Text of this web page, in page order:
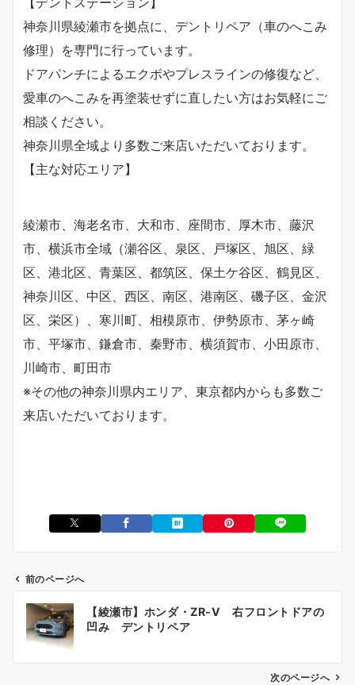
神奈川県綾瀬市を拠点に、デントリペア（車のへこみ
修理）を専門に行っています。
ドアパンチによるエクボやプレスラインの修復など、
愛車のへこみを再塗装せずに直したい方はお気軽にご
相談ください。
神奈川県全域より多数ご来店いただいております。
​【主な対応エリア】
綾瀬市、海老名市、大和市、座間市、厚木市、藤沢
市、横浜市全域（瀬谷区、泉区、戸塚区、旭区、緑
区、港北区、青葉区、都筑区、保土ケ谷区、鶴見区、
神奈川区、中区、西区、南区、港南区、磯子区、金沢
区、栄区）、寒川町、相模原市、伊勢原市、茅ヶ崎
市、平塚市、鎌倉市、秦野市、横須賀市、小田原市、
川崎市、町田市
※その他の神奈川県内エリア、東京都内からも多数ご
来店いただいております。
ビ
前のページへ
【綾瀬市】ホンダ・ZR-V 右フロントドアの
凹み デントリペア
次のページへ